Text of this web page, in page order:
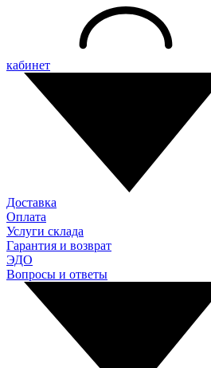
кабинет
Доставка
Оплата
Услуги склада
Гарантия и возврат
ЭДО
Вопросы и ответы